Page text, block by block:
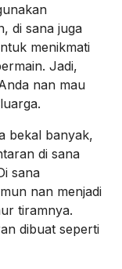
di sana juga
menikmati
Jadi,
nan mau
bekal banyak,
di sana
sana
nan menjadi
tiramnya.
dibuat seperti